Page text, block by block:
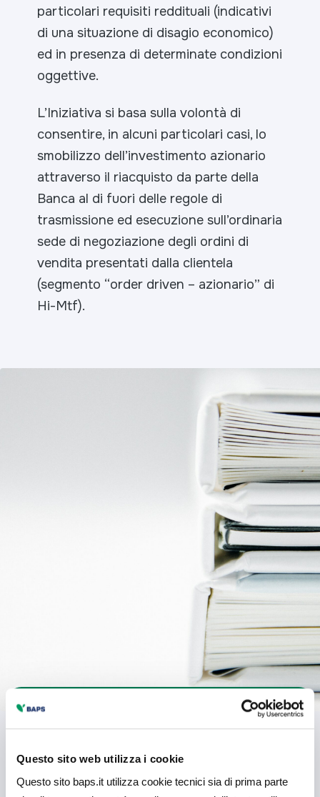
Questo sito web utilizza i cookie
Questo sito baps.it utilizza cookie tecnici sia di prima parte
particolari requisiti reddituali (indicativi
di una situazione di disagio economico)
ed in presenza di determinate condizioni
oggettive.
L’Iniziativa si basa sulla volontà di
consentire, in alcuni particolari casi, lo
smobilizzo dell’investimento azionario
attraverso il riacquisto da parte della
Banca al di fuori delle regole di
trasmissione ed esecuzione sull’ordinaria
sede di negoziazione degli ordini di
vendita presentati dalla clientela
(segmento “order driven – azionario” di
Hi-Mtf).
Regolamento fondo
di solidarietà